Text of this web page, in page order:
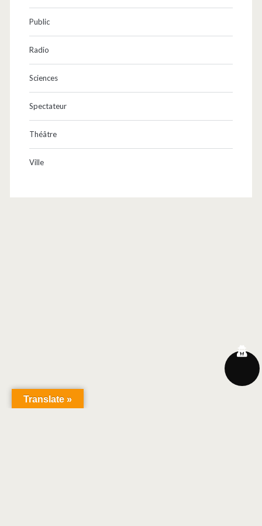
Public
Radio
Sciences
Spectateur
Théâtre
Ville
Translate »